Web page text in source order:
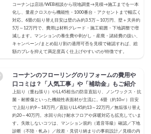
コーナンは店頭/WEB相談から現地調査→見積→施工までを一本
化し、量産クロスから機能性・1000番台・アクセントまで幅広く
対応。6畳の貼り替え目安は壁のみ約3.5万～10万円、壁＋天井約
5万～12万円で、費用は材料グレード・施工範囲・下地調整で増
減します。マンションの養生費や剥がし・産廃・諸経費の扱い、
キャンペーン/まとめ貼り割の適用可否を見積で確認すれば、総
額のブレを抑えて満足度高く仕上げやすいのが特徴です。
コーナンのフローリングのリフォームの費用や
口コミは？「人気工事」や「補助金」もご紹介
上貼り（重ね張り）やLL45相当の防音直貼り、ノンワックス・抗
菌・耐擦傷といった機能性表面材が主流に。6畳（約10㎡）目安
で上貼り約9～18万円／直貼りLL45約13～22万円／無垢張り替え
約20～40万円。水回り向け耐水フロアや床暖対応も拡充していま
す。失敗しないコツは、マンション規約（遮音等級）確認／下地
診断（不陸・軋み）／段差・見切り納まりの事前設計／見積の内